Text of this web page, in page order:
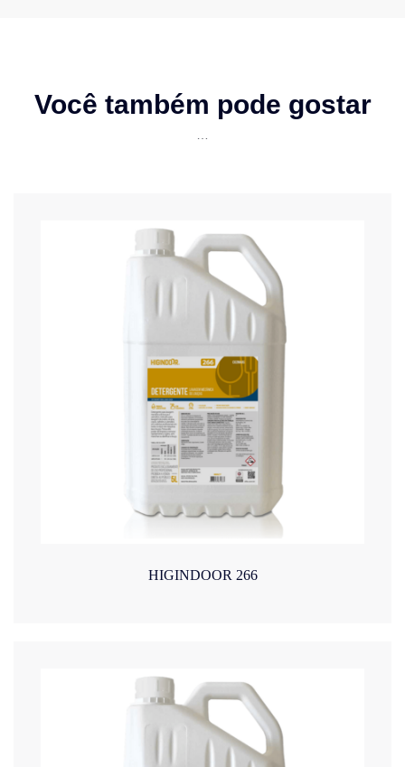
Você também pode gostar
…
HIGINDOOR 266